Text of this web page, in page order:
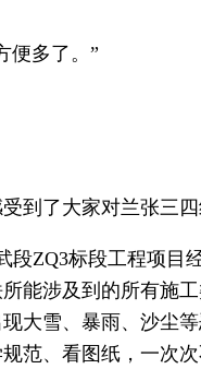
便多了。”
到了大家对兰张三四
段ZQ3标段工程项目
能涉及到的所有施
大雪、暴雨、沙尘
范、看图纸，一次